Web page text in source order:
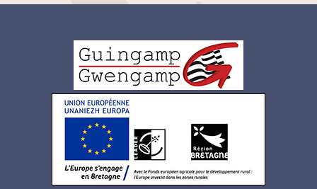
de
page